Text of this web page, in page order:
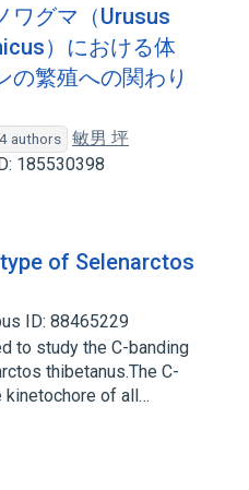
ワグマ（Urusus
）における体
の繁殖への関わり
authors
敏男 坪
185530398
of Selenarctos
ID: 88465229
to study the C-banding
thibetanus.The C-
kinetochore of all…